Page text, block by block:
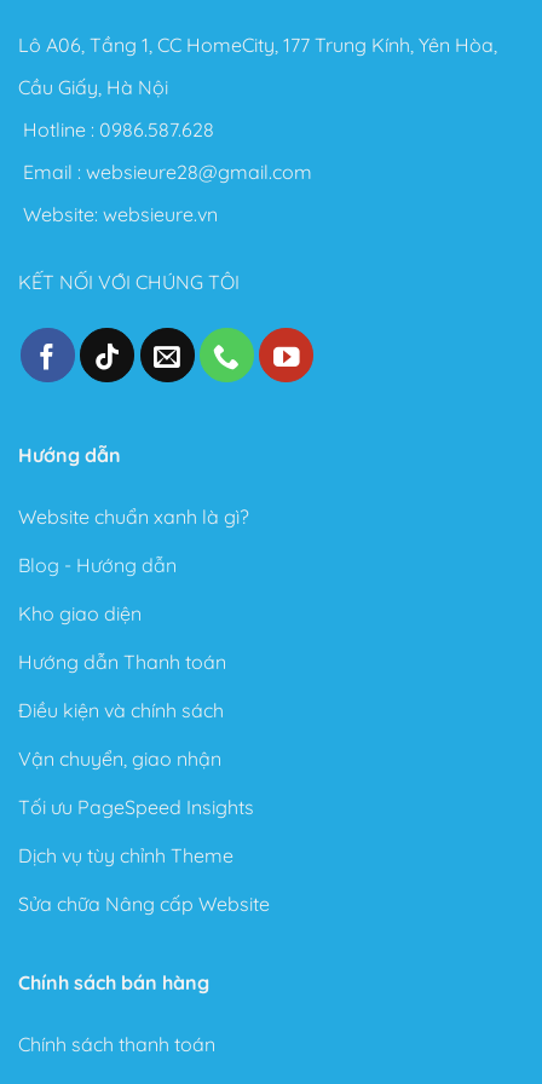
Lô A06, Tầng 1, CC HomeCity, 177 Trung Kính, Yên Hòa,
Cầu Giấy, Hà Nội
Hotline : 0986.587.628
Email : websieure28@gmail.com
Website: websieure.vn
KẾT NỐI VỚI CHÚNG TÔI
Hướng dẫn
Website chuẩn xanh là gì?
Blog - Hướng dẫn
Kho giao diện
Hướng dẫn Thanh toán
Điều kiện và chính sách
Vận chuyển, giao nhận
Tối ưu PageSpeed Insights
Dịch vụ tùy chỉnh Theme
Sửa chữa Nâng cấp Website
Chính sách bán hàng
Chính sách thanh toán